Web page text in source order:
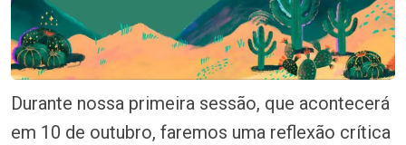
Durante nossa primeira sessão, que acontecerá
em 10 de outubro, faremos uma reflexão crítica